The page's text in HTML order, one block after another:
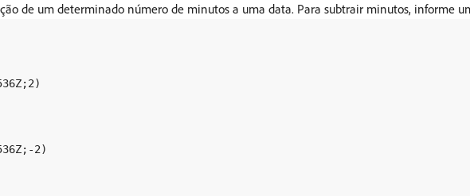
de um determinado número de minutos a uma data. Para subtrair minutos, informe
2)